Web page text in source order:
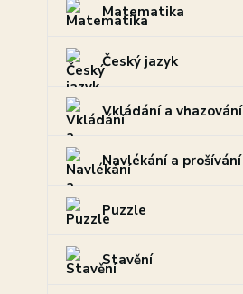
Matematika
Český jazyk
Vkládání a vhazování
Navlékání a prošívání
Puzzle
Stavění